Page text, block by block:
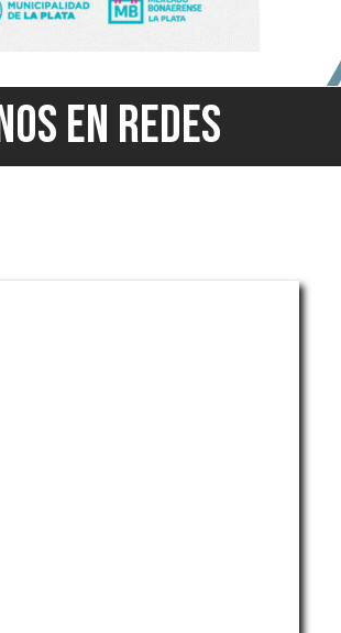
EN REDES